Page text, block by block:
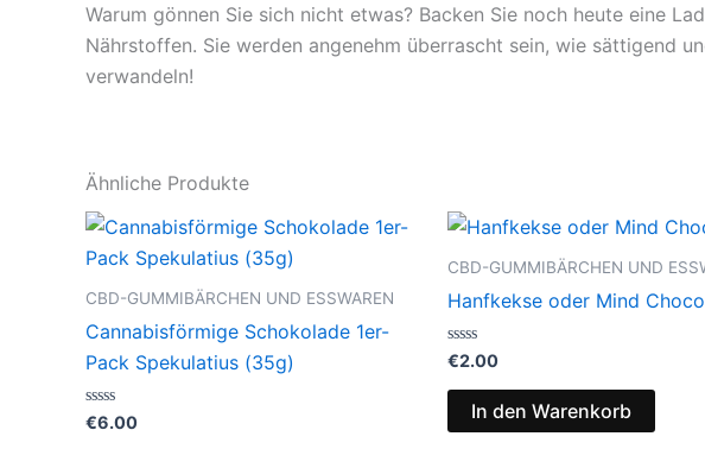
Warum gönnen Sie sich nicht etwas? Backen Sie noch heute eine
Nährstoffen. Sie werden angenehm überrascht sein, wie sättigend
verwandeln!
Ähnliche Produkte
CBD-GUMMIBÄRCHEN UND ESSWAREN
Cannabisförmige Schokolade 1er-
Pack Spekulatius (35g)
Bewertet
€6.00
CBD-GUMMIBÄRCHEN UND
Hanfkekse oder Mind
Bewertet
0
€2.00
In den Warenkorb